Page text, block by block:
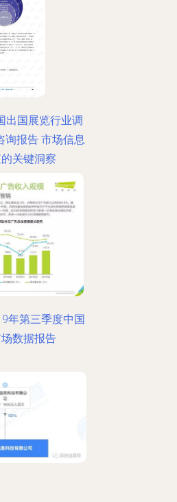
出国展览行业调
询报告 市场信息
关键洞察
年第三季度中国
数据报告